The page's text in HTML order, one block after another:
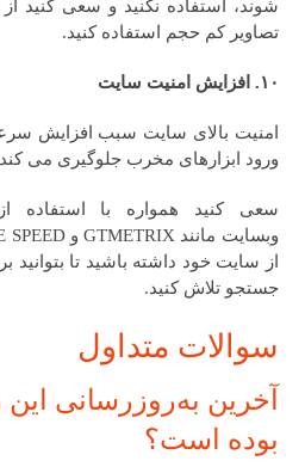
شوند، استفاده نکنید و سعی کنید
تصاویر کم حجم استفاده کنید.
۱۰. افزایش امنیت سایت
امنیت بالای سایت سبب افزایش
ورود ابزارهای مخرب جلوگیری می
سعی کنید همواره با استفاده
از سایت خود داشته باشید تا بتوانید
جستجو تلاش کنید.
سوالات متداول
آخرین به‌روزرسانی
بوده است؟